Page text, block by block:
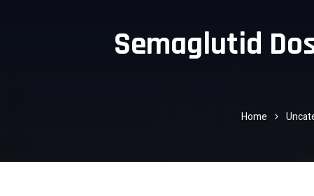
Semaglutid
Home